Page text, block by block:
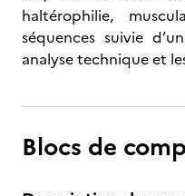
haltérophilie,
séquences suivie
analyse technique et
Blocs de